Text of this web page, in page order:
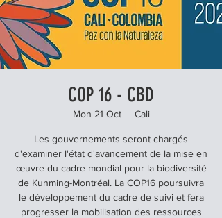
COP 16 - CBD
Mon 21 Oct
  |
Cali
Les gouvernements seront chargés
d'examiner l'état d'avancement de la mise en
œuvre du cadre mondial pour la biodiversité
de Kunming-Montréal. La COP16 poursuivra
le développement du cadre de suivi et fera
progresser la mobilisation des ressources